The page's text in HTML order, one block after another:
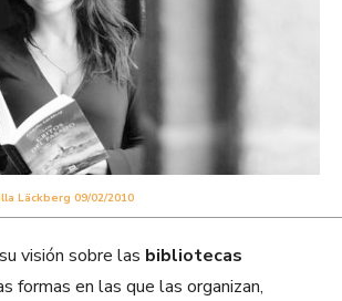
Läckberg 09/02/2010
visión sobre las bibliotecas
formas en las que las organizan,